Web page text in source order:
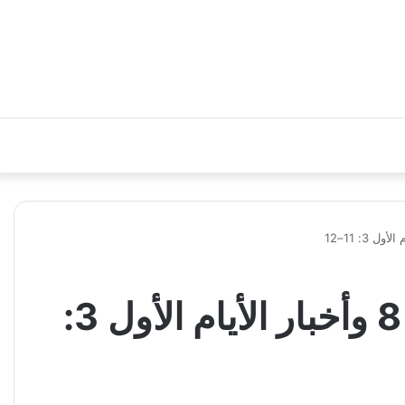
هل كان يورام أبا لعزيا أم لأخزيا؟ قراءة في متى 1: 8 وأخبار الأيام الأول 3: